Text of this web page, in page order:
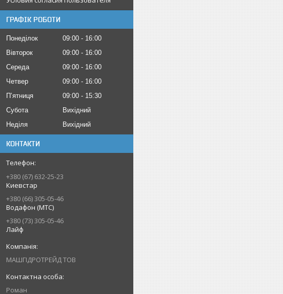
ГРАФІК РОБОТИ
Понеділок 09:00
16:00
Вівторок
09:00
16:00
Середа
09:00
16:00
Четвер
09:00
16:00
Пʼятниця
09:00
15:30
Субота
Вихідний
Неділя
Вихідний
КОНТАКТИ
+380 (67) 632-25-23
Киевстар
+380 (66) 305-05-46
Водафон (МТС)
+380 (73) 305-05-46
Лайф
МАШГІДРОТРЕЙД ТОВ
Роман